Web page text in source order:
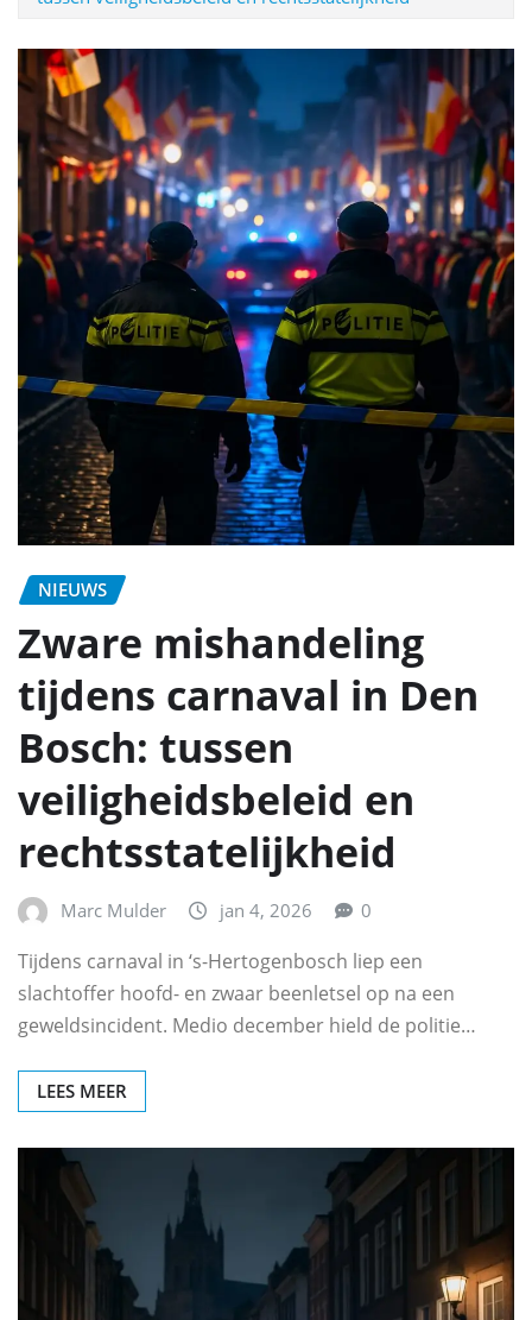
NIEUWS
Zware mishandeling
tijdens carnaval in Den
Bosch: tussen
veiligheidsbeleid en
rechtsstatelijkheid
Marc Mulder jan 4, 2026 0
Tijdens carnaval in ‘s-Hertogenbosch liep een
slachtoffer hoofd- en zwaar beenletsel op na een
geweldsincident. Medio december hield de politie…
LEES MEER